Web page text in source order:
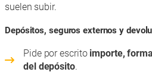
suelen subir.
Depósitos, seguros externos y
Pide por escrito importe,
del depósito.